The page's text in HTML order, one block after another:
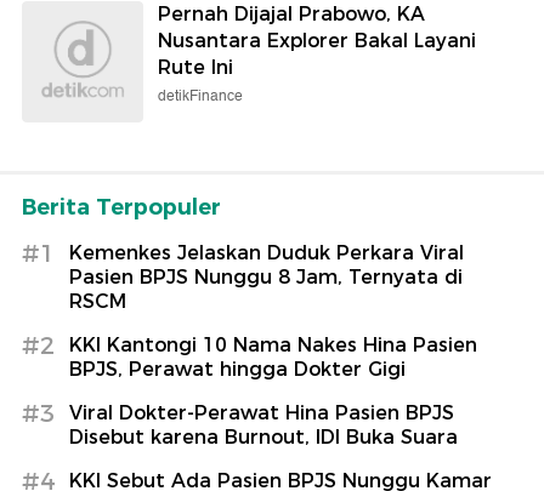
Pernah Dijajal Prabowo, KA
Nusantara Explorer Bakal Layani
Rute Ini
detikFinance
Berita Terpopuler
#1
Kemenkes Jelaskan Duduk Perkara Viral
Pasien BPJS Nunggu 8 Jam, Ternyata di
RSCM
#2
KKI Kantongi 10 Nama Nakes Hina Pasien
BPJS, Perawat hingga Dokter Gigi
#3
Viral Dokter-Perawat Hina Pasien BPJS
Disebut karena Burnout, IDI Buka Suara
#4
KKI Sebut Ada Pasien BPJS Nunggu Kamar